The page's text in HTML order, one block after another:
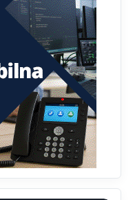
pricivljiviji-to
emotivniji-to
sladji u govoru-to
dogurali. Ko je
rade samo ono